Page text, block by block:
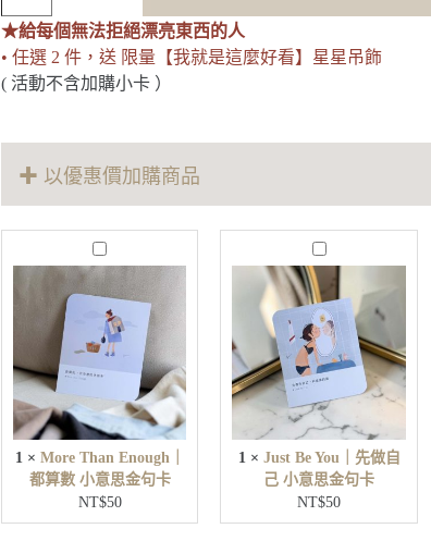
呼
吸
藍
手
★給每個無法拒絕漂亮東西的人
• 任選 2 件，送 限量【我就是這麼好看】星星吊飾
( 活動不含加購小卡 ）
✚ 以優惠價加購商品
M
o
h
n
E
n
o
u
g
h
｜
1 × More Than Enough｜
都算數 小意思金句卡
NT$50
J
u
s
t
B
e
Y
o
u
｜
先
做
自
己
1 × Just Be You｜先做自
己 小意思金句卡
NT$50